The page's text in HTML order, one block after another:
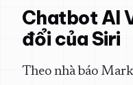
Chatbot AI
đổi của Siri
Theo nhà báo